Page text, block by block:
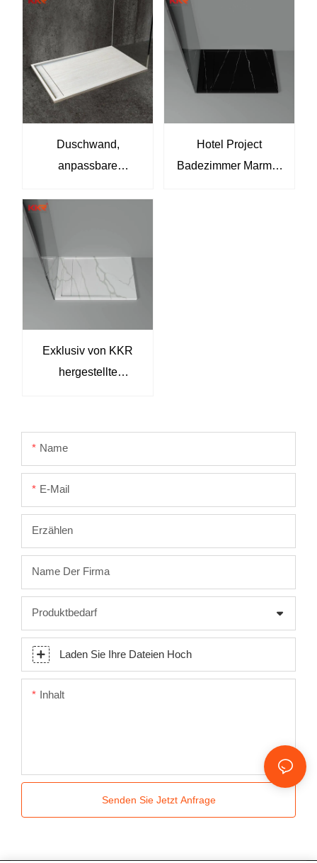
Duschwand,
anpassbare
Kunstharz, Marmor-
Hotel Project
Badezimmer Marmor
Exklusiv von KKR
hergestellte
Marmorstruktur und
Name
E-Mail
Erzählen
Name Der Firma
Produktbedarf
Laden Sie Ihre Dateien Hoch
Inhalt
Senden Sie Jetzt Anfrage